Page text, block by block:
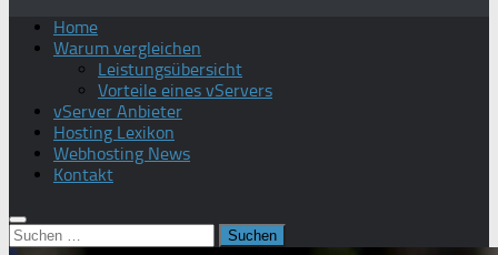
Home
Warum vergleichen
Leistungsübersicht
Vorteile eines vServers
vServer Anbieter
Hosting Lexikon
Webhosting News
Kontakt
Suchen